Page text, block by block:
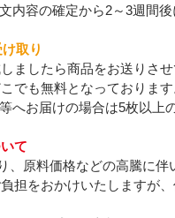
内容の確定から2～3週間後
取り
ましたら商品をお送りさせ
でも無料となっております
へお届けの場合は5枚以上
て
、原料価格などの高騰に伴
担をおかけいたしますが